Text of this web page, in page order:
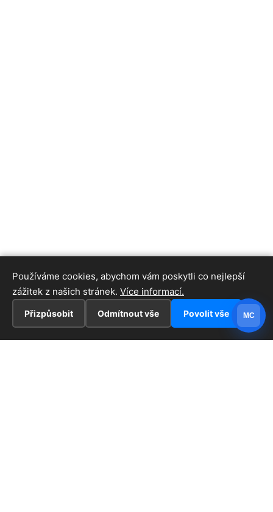
Používáme cookies, abychom vám poskytli co nejlepší
zážitek z našich stránek. Více informací.
Přizpůsobit Odmítnout vše Povolit vše MC